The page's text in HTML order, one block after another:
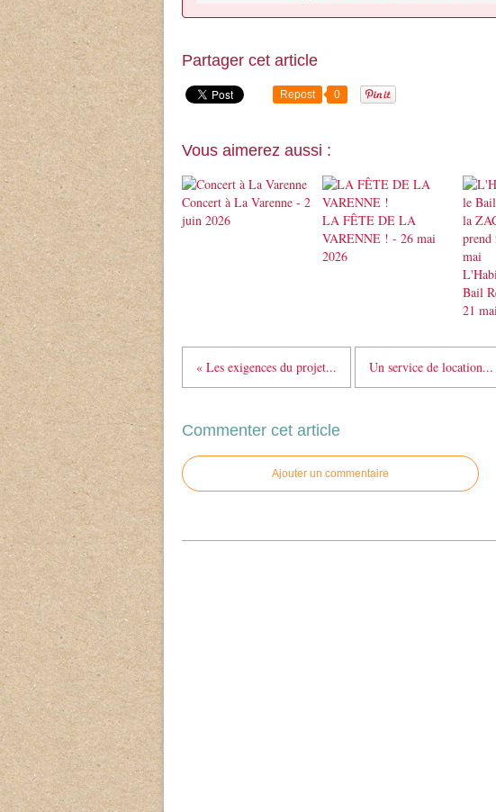
Partager cet article
Repost 0
Vous aimerez aussi :
Concert à La Varenne - 2
juin 2026
LA FÊTE DE LA
VARENNE ! - 26 mai
2026
Bail
21
« Les exigences du projet... Un service de location...
Commenter cet article
Ajouter un commentaire